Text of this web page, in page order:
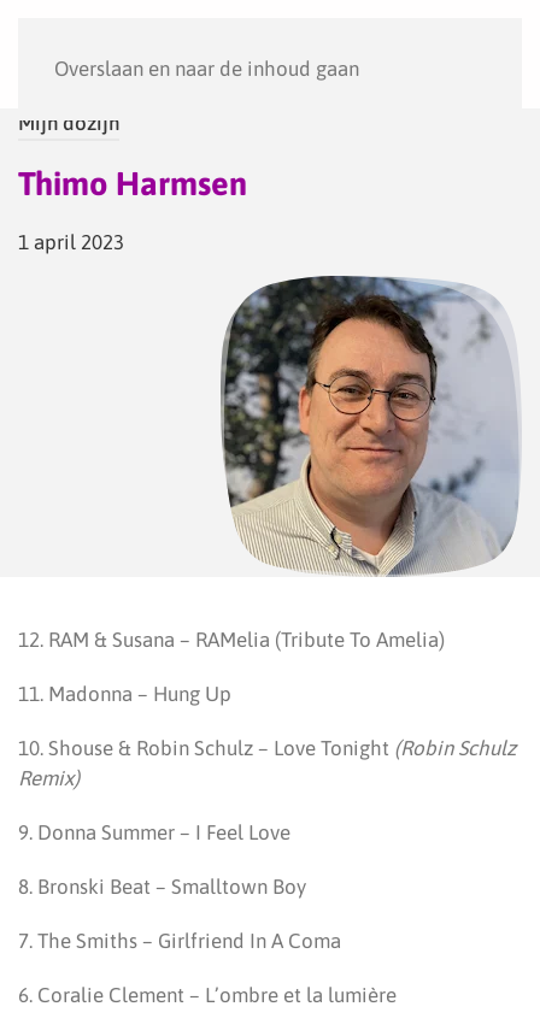
Overslaan en naar de inhoud gaan
Mijn dozijn
Thimo Harmsen
1 april 2023
12. RAM & Susana – RAMelia (Tribute To Amelia)
11. Madonna – Hung Up
10. Shouse & Robin Schulz – Love Tonight (Robin Schulz
Remix)
9. Donna Summer – I Feel Love
8. Bronski Beat – Smalltown Boy
7. The Smiths – Girlfriend In A Coma
6. Coralie Clement – L’ombre et la lumière